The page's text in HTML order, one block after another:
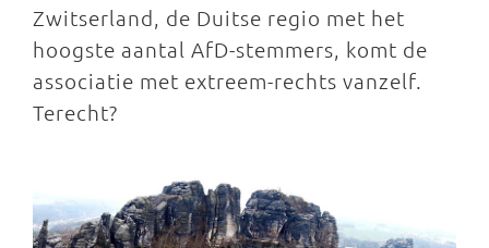
Zwitserland, de Duitse regio met het
hoogste aantal AfD-stemmers, komt de
associatie met extreem-rechts vanzelf.
Terecht?